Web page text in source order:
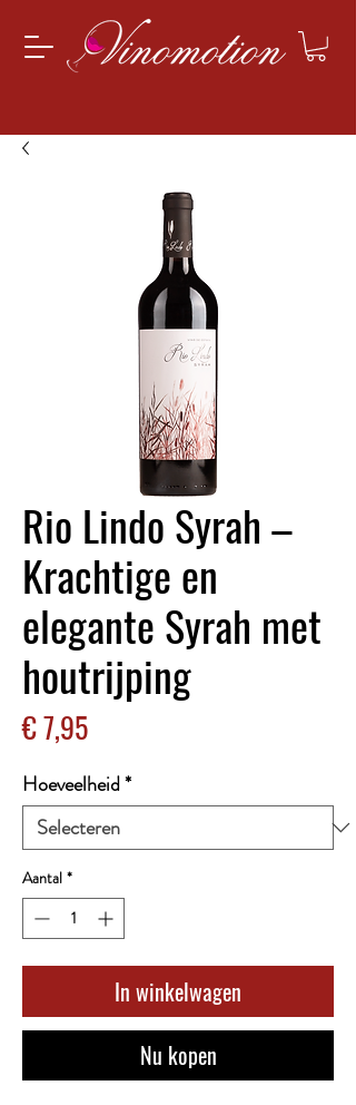
Rio Lindo Syrah –
Krachtige en
elegante Syrah met
houtrijping
€ 7,95Prijs
Hoeveelheid*
Aantal *
In winkelwagen
Nu kopen